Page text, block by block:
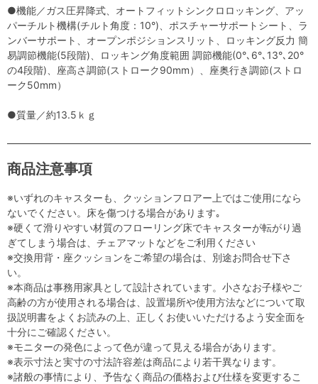
●機能／ガス圧昇降式、オートフィットシンクロロッキング、アッ
パーチルト機構(チルト角度：10°)、ポスチャーサポートシート、ラ
ンバーサポート、オープンポジションスリット、ロッキング反力 簡
易調節機能(5段階)、ロッキング角度範囲 調節機能(0°､6°､13°､20°
の4段階)、座高さ調節(ストローク90mm）、座奥行き調節(ストロ
ーク50mm）
●質量／約13.5ｋｇ
商品注意事項
※いずれのキャスターも、クッションフロアー上ではご使用になら
ないでください。床を傷つける場合があります｡
※硬くて滑りやすい材質のフローリング床でキャスターが転がり過
ぎてしまう場合は、チェアマットなどをご利用ください
※交換用背・座クッションをご希望の場合は、別途お問合せ下さ
い。
※本商品は事務用家具として設計されています。小さなお子様やご
高齢の方が使用される場合は、設置場所や使用方法などについて取
扱説明書をよくお読みの上、正しくお使いいただけるよう安全面を
十分にご確認ください。
※モニターの発色によって色が違って見える場合があります。
※表示寸法と実寸の寸法許容差は商品により若干異なります。
※諸般の事情により、予告なく商品の価格および仕様を変更するこ